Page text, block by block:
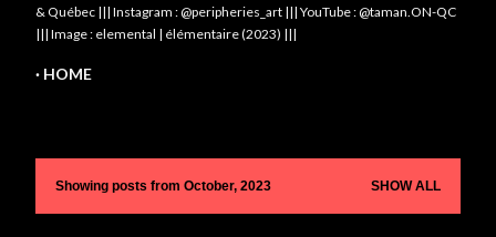
& Québec ||| Instagram : @peripheries_art ||| YouTube : @taman.ON-QC
||| Image : elemental | élémentaire (2023) |||
HOME
o
Showing posts from October, 2023 SHOW ALL